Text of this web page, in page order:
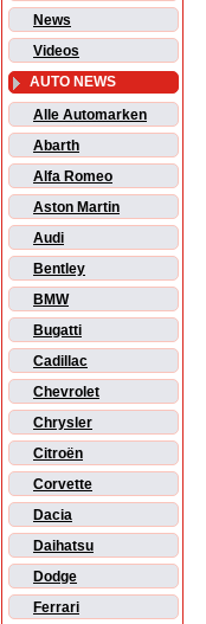
News
Videos
AUTO NEWS
Alle Automarken
Abarth
Alfa Romeo
Aston Martin
Audi
Bentley
BMW
Bugatti
Cadillac
Chevrolet
Chrysler
Citroën
Corvette
Dacia
Daihatsu
Dodge
Ferrari